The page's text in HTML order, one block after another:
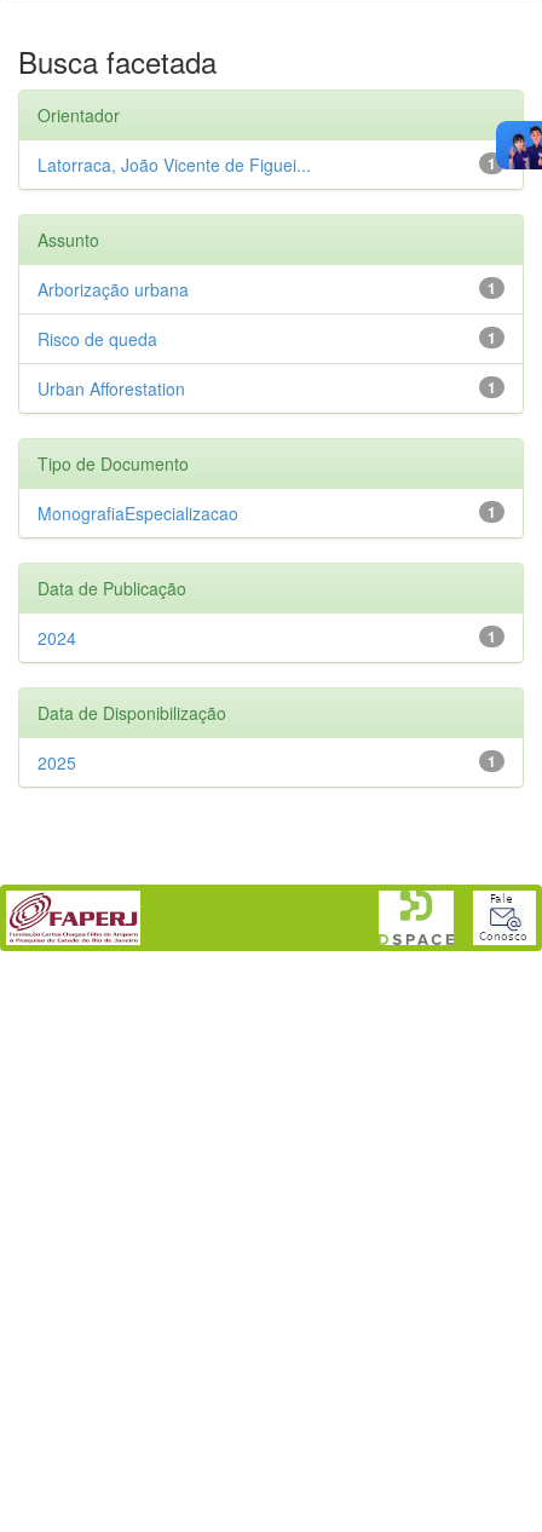
Busca facetada
Orientador
1
Latorraca, João Vicente de Figuei...
Assunto
1
Arborização urbana
1
Risco de queda
1
Urban Afforestation
Tipo de Documento
1
MonografiaEspecializacao
Data de Publicação
1
2024
Data de Disponibilização
1
2025